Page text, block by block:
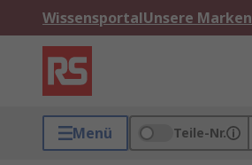
WissensportalUnsere Marken
Menü Teile-Nr.